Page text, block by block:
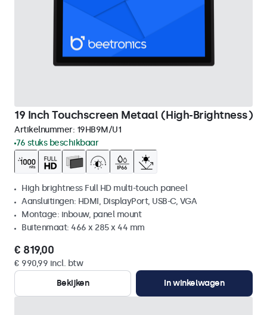
19 Inch Touchscreen Metaal (High-Brightness)
Artikelnummer: 19HB9M/U1
76 stuks beschikbaar
High brightness Full HD multi-touch paneel
Aansluitingen: HDMI, DisplayPort, USB-C, VGA
Montage: inbouw, panel mount
Buitenmaat: 466 x 285 x 44 mm
€ 819,00
€ 990,99 incl. btw
Bekijken
In winkelwagen